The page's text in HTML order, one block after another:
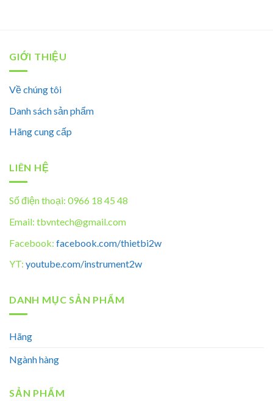
GIỚI THIỆU
Về chúng tôi
Danh sách sản phẩm
Hãng cung cấp
LIÊN HỆ
Số điện thoại: 0966 18 45 48
Email: tbvntech@gmail.com
Facebook: facebook.com/thietbi2w
YT: youtube.com/instrument2w
DANH MỤC SẢN PHẨM
Hãng
Ngành hàng
SẢN PHẨM